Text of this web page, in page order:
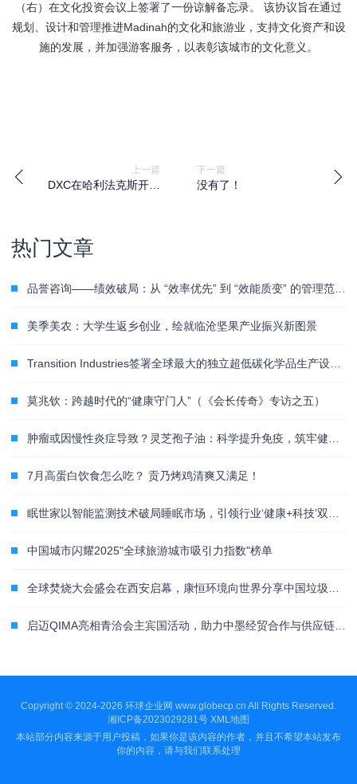
（右）在文化投资会议上签署了一份谅解备忘录。 该协议旨在通过
规划、设计和管理推进Madinah的文化和旅游业，支持文化资产和设
施的发展，并加强游客服务，以表彰该城市的文化意义。
上一篇
DXC在哈利法克斯开设
下一篇
没有了！
热门文章
美季美农：大学生返乡创业，绘就临沧坚果产业振兴新图景
莫兆钦：跨越时代的“健康守门人”（《会长传奇》专访之五）
7月高蛋白饮食怎么吃？ 贡乃烤鸡清爽又满足！
中国城市闪耀2025"全球旅游城市吸引力指数"榜单
Copyright © 2024-2026 环球企业网 www.globecp.cn All Rights Reserved.
湘ICP备2023029281号 XML地图
本站部分内容来源于用户投稿，如果你是该内容的作者，并且不希望本站发布
你的内容，请与我们联系处理